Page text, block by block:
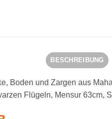
BESCHREIBUNG
Boden und Zargen aus
Flügeln, Mensur 63cm,